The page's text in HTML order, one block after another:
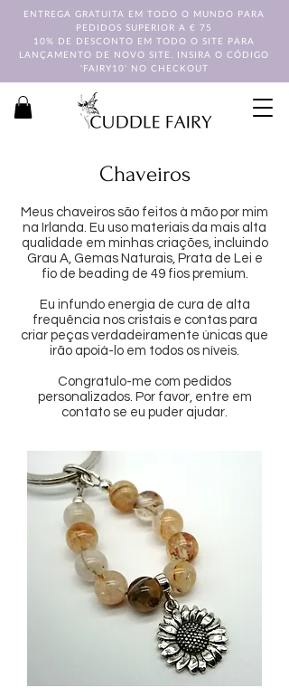
ENTREGA GRATUITA EM TODO O MUNDO PARA
PEDIDOS SUPERIOR A € 75
10% DE DESCONTO EM TODO O SITE PARA
LANÇAMENTO DE NOVO SITE. INSIRA O CÓDIGO
'FAIRY10' NO CHECKOUT
Chaveiros
Meus chaveiros são feitos à mão por mim
na Irlanda. Eu uso materiais da mais alta
qualidade em minhas criações, incluindo
Grau A, Gemas Naturais, Prata de Lei e
fio de beading de 49 fios premium.
Eu infundo energia de cura de alta
frequência nos cristais e contas para
criar peças verdadeiramente únicas que
irão apoiá-lo em todos os níveis.
Congratulo-me com pedidos
personalizados. Por favor, entre em
contato se eu puder ajudar.